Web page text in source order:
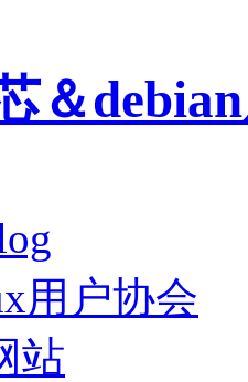
＆
用户协会
站